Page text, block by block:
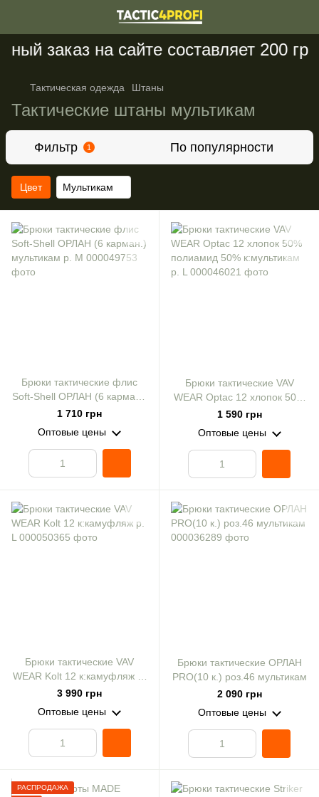
заказ на сайте составляет 200 грн
Тактическая одежда Штаны
Тактические штаны мультикам
Фильтр 1 По популярности
Цвет Мультикам
Брюки тактические флис
Soft-Shell ОРЛАН (6 карман.)
мультикам р. M
1 710 грн
Оптовые цены
Брюки тактические VAV
WEAR Optac 12 хлопок 50%
полиамид 50% к:мультикам
1 590 грн
Оптовые цены
Брюки тактические VAV
WEAR Kolt 12 к:камуфляж р.
L
3 990 грн
Оптовые цены
Брюки тактические ОРЛАН
PRO(10 к.) роз.46 мультикам
2 090 грн
Оптовые цены
РАСПРОДАЖА